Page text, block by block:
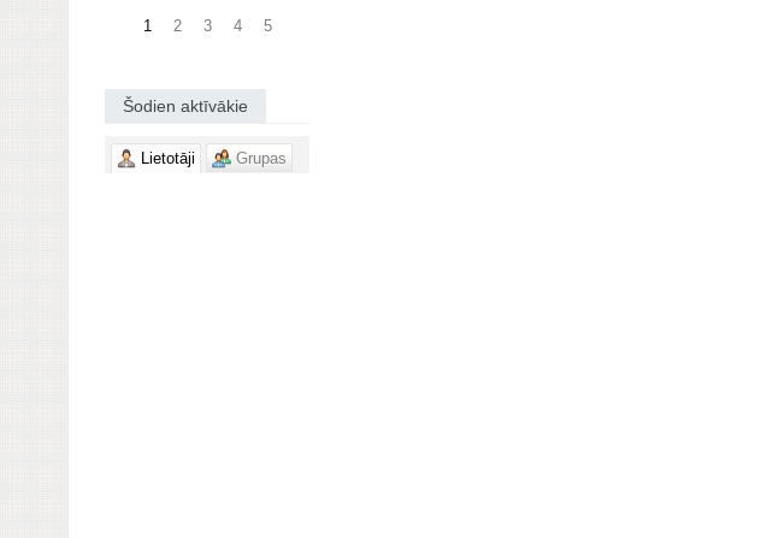
1 2 3 4 5
Šodien aktīvākie
Lietotāji Grupas